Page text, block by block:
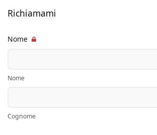
Richiamami
Nome
Nome
Cognome